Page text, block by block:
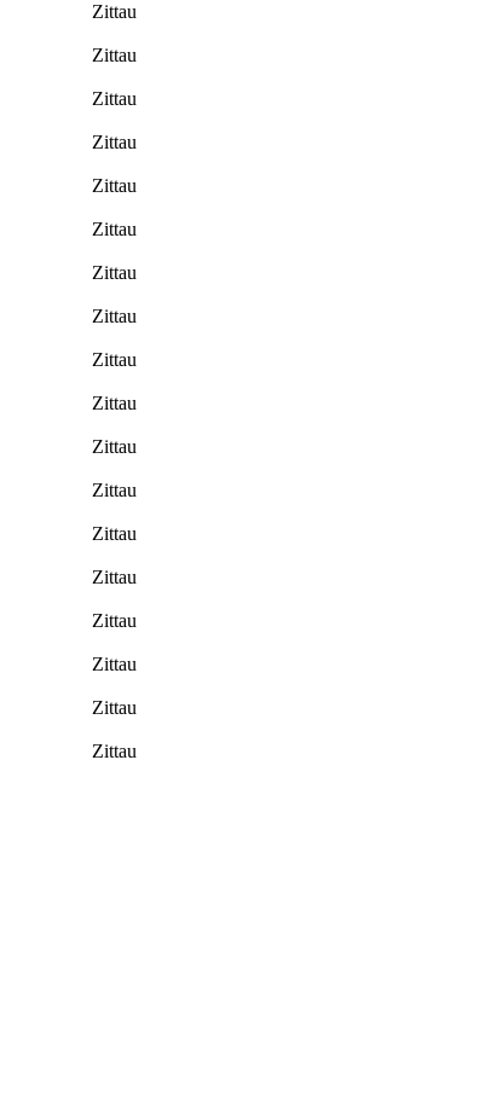
Zittau
Zittau
Zittau
Zittau
Zittau
Zittau
Zittau
Zittau
Zittau
Zittau
Zittau
Zittau
Zittau
Zittau
Zittau
Zittau
Zittau
Zittau